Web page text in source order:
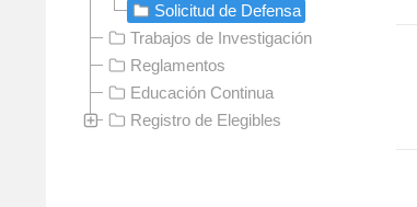
Solicitud de Defensa
Trabajos de Investigación
Reglamentos
Educación Continua
Registro de Elegibles